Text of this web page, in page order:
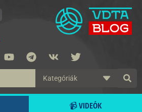
📹 VIDEÓK